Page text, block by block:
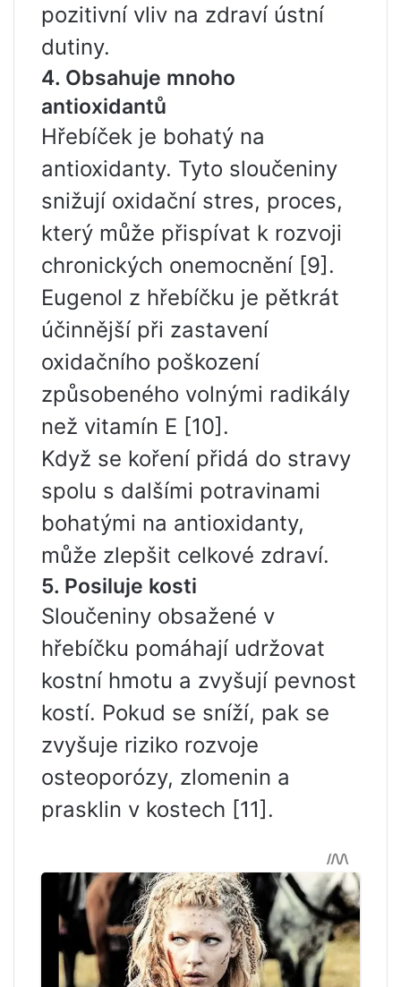
pozitivní vliv na zdraví ústní
dutiny.
4. Obsahuje mnoho
antioxidantů
Hřebíček je bohatý na
antioxidanty. Tyto sloučeniny
snižují oxidační stres, proces,
který může přispívat k rozvoji
chronických onemocnění [9].
Eugenol z hřebíčku je pětkrát
účinnější při zastavení
oxidačního poškození
způsobeného volnými radikály
než vitamín E [10].
Když se koření přidá do stravy
spolu s dalšími potravinami
bohatými na antioxidanty,
může zlepšit celkové zdraví.
5. Posiluje kosti
Sloučeniny obsažené v
hřebíčku pomáhají udržovat
kostní hmotu a zvyšují pevnost
kostí. Pokud se sníží, pak se
zvyšuje riziko rozvoje
osteoporózy, zlomenin a
prasklin v kostech [11].